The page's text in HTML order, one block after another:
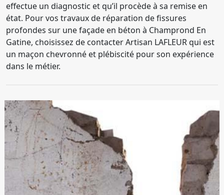
effectue un diagnostic et qu’il procède à sa remise en
état. Pour vos travaux de réparation de fissures
profondes sur une façade en béton à Champrond En
Gatine, choisissez de contacter Artisan LAFLEUR qui est
un maçon chevronné et plébiscité pour son expérience
dans le métier.